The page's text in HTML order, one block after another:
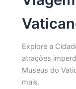
Explore a
atrações
Museus do
mais.